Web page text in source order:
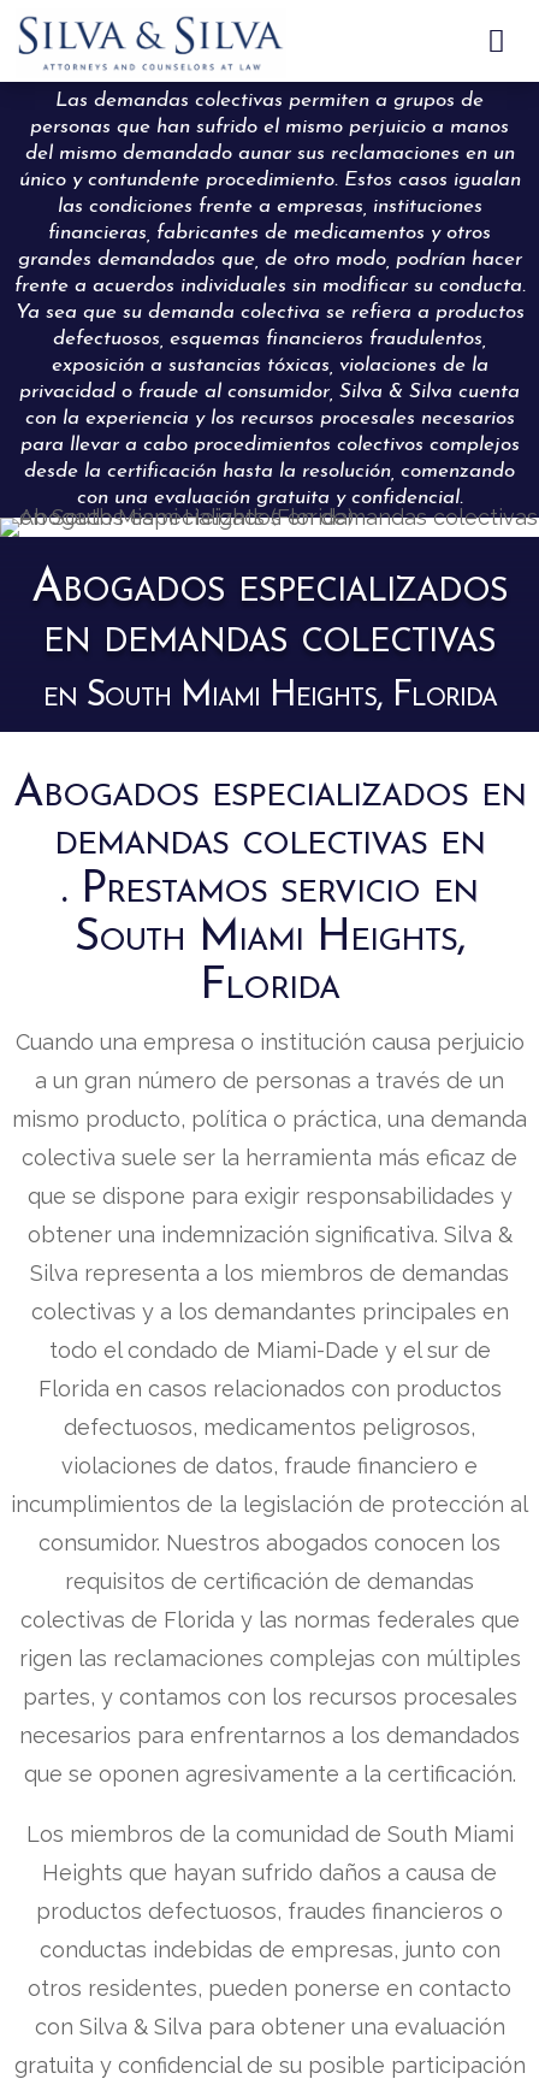

Las demandas colectivas permiten a grupos de
personas que han sufrido el mismo perjuicio a manos
del mismo demandado aunar sus reclamaciones en un
único y contundente procedimiento. Estos casos igualan
las condiciones frente a empresas, instituciones
financieras, fabricantes de medicamentos y otros
grandes demandados que, de otro modo, podrían hacer
frente a acuerdos individuales sin modificar su conducta.
Ya sea que su demanda colectiva se refiera a productos
defectuosos, esquemas financieros fraudulentos,
exposición a sustancias tóxicas, violaciones de la
privacidad o fraude al consumidor, Silva & Silva cuenta
con la experiencia y los recursos procesales necesarios
para llevar a cabo procedimientos colectivos complejos
desde la certificación hasta la resolución, comenzando
con una evaluación gratuita y confidencial.
Abogados especializados
en demandas colectivas
en South Miami Heights, Florida
Abogados especializados en
demandas colectivas en
. Prestamos servicio en
South Miami Heights,
Florida
Cuando una empresa o institución causa perjuicio
a un gran número de personas a través de un
mismo producto, política o práctica, una demanda
colectiva suele ser la herramienta más eficaz de
que se dispone para exigir responsabilidades y
obtener una indemnización significativa. Silva &
Silva representa a los miembros de demandas
colectivas y a los demandantes principales en
todo el condado de Miami-Dade y el sur de
Florida en casos relacionados con productos
defectuosos, medicamentos peligrosos,
violaciones de datos, fraude financiero e
incumplimientos de la legislación de protección al
consumidor. Nuestros abogados conocen los
requisitos de certificación de demandas
colectivas de Florida y las normas federales que
rigen las reclamaciones complejas con múltiples
partes, y contamos con los recursos procesales
necesarios para enfrentarnos a los demandados
que se oponen agresivamente a la certificación.
Los miembros de la comunidad de South Miami
Heights que hayan sufrido daños a causa de
productos defectuosos, fraudes financieros o
conductas indebidas de empresas, junto con
otros residentes, pueden ponerse en contacto
con Silva & Silva para obtener una evaluación
gratuita y confidencial de su posible participación